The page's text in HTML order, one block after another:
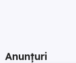
Anunțuri